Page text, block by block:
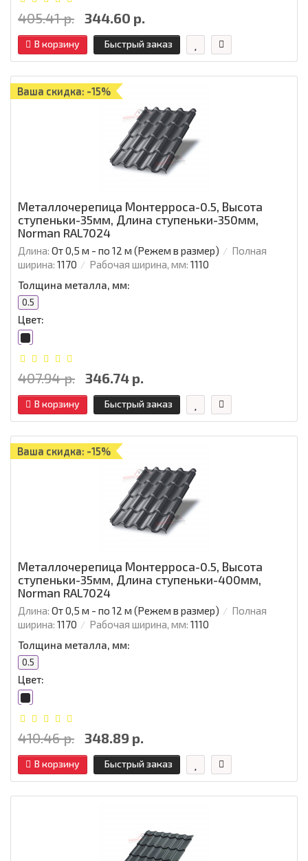
405.41 р. 344.60 р.
В корзину Быстрый заказ
Ваша скидка: -15%
Металлочерепица Монтерроса-0.5, Высота
ступеньки-35мм, Длина ступеньки-350мм,
Norman RAL7024
Длина: От 0,5 м - по 12 м (Режем в размер)
Полная
ширина: 1170 Рабочая ширина, мм: 1110
Толщина металла, мм:
0.5
Цвет:
407.94 р. 346.74 р.
В корзину Быстрый заказ
Ваша скидка: -15%
Металлочерепица Монтерроса-0.5, Высота
ступеньки-35мм, Длина ступеньки-400мм,
Norman RAL7024
Длина: От 0,5 м - по 12 м (Режем в размер)
Полная
ширина: 1170 Рабочая ширина, мм: 1110
Толщина металла, мм:
0.5
Цвет:
410.46 р. 348.89 р.
В корзину Быстрый заказ